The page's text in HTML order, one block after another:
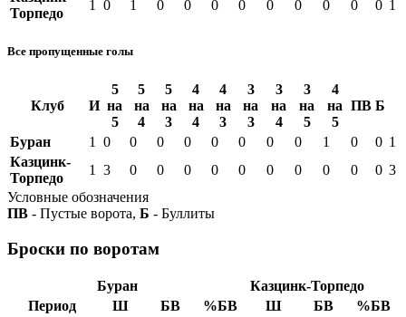
Торпедо
1 0 1 0 0 0 0 0 0 0 0 0 1
Все пропущенные голы
Клуб И
5
на
5
5
на
4
5
на
3
4
на
4
4
на
3
3
на
3
3
на
4
3
на
5
4
на
5
ПВ Б
Буран 1 0 0 0 0 0 0 0 0 1 0 0 1
Казцинк-
Торпедо
1 3 0 0 0 0 0 0 0 0 0 0 3
Условные обозначения
ПВ - Пустые ворота, Б - Буллиты
Броски по воротам
Буран
Казцинк-Торпедо
Период
Ш БВ %БВ Ш БВ
%БВ